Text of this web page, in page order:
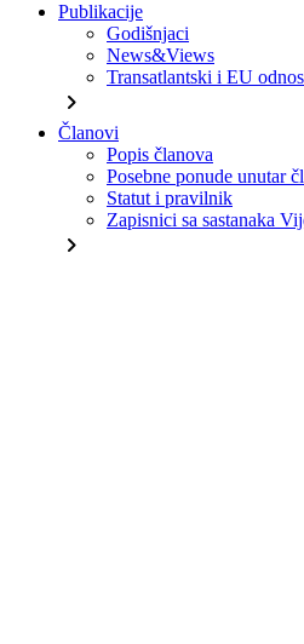
Publikacije
Godišnjaci
News&Views
Transatlantski i EU
chevron_right
Članovi
Popis članova
Posebne ponude unutar
Statut i pravilnik
Zapisnici sa sastanaka
chevron_right